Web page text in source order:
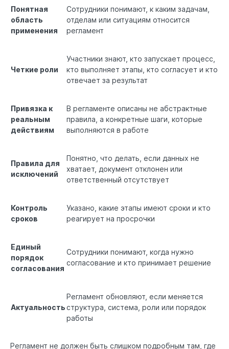
Понятная
область
применения
Сотрудники понимают, к каким задачам,
отделам или ситуациям относится
регламент
Четкие роли
Участники знают, кто запускает процесс,
кто выполняет этапы, кто согласует и кто
отвечает за результат
Привязка к
реальным
действиям
В регламенте описаны не абстрактные
правила, а конкретные шаги, которые
выполняются в работе
Правила для
исключений
Понятно, что делать, если данных не
хватает, документ отклонен или
ответственный отсутствует
Контроль
сроков
Указано, какие этапы имеют сроки и кто
реагирует на просрочки
Единый
порядок
согласования
Сотрудники понимают, когда нужно
согласование и кто принимает решение
Актуальность
Регламент обновляют, если меняется
структура, система, роли или порядок
работы
Регламент не должен быть слишком подробным там, где